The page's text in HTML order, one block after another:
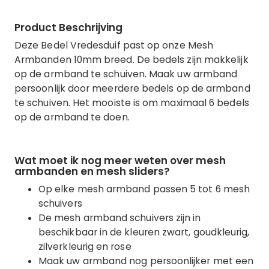
Product Beschrijving
Deze Bedel Vredesduif past op onze Mesh
Armbanden 10mm breed. De bedels zijn makkelijk
op de armband te schuiven. Maak uw armband
persoonlijk door meerdere bedels op de armband
te schuiven. Het mooiste is om maximaal 6 bedels
op de armband te doen.
Wat moet ik nog meer weten over mesh
armbanden en mesh sliders?
Op elke mesh armband passen 5 tot 6 mesh
schuivers
De mesh armband schuivers zijn in
beschikbaar in de kleuren zwart, goudkleurig,
zilverkleurig en rose
Maak uw armband nog persoonlijker met een